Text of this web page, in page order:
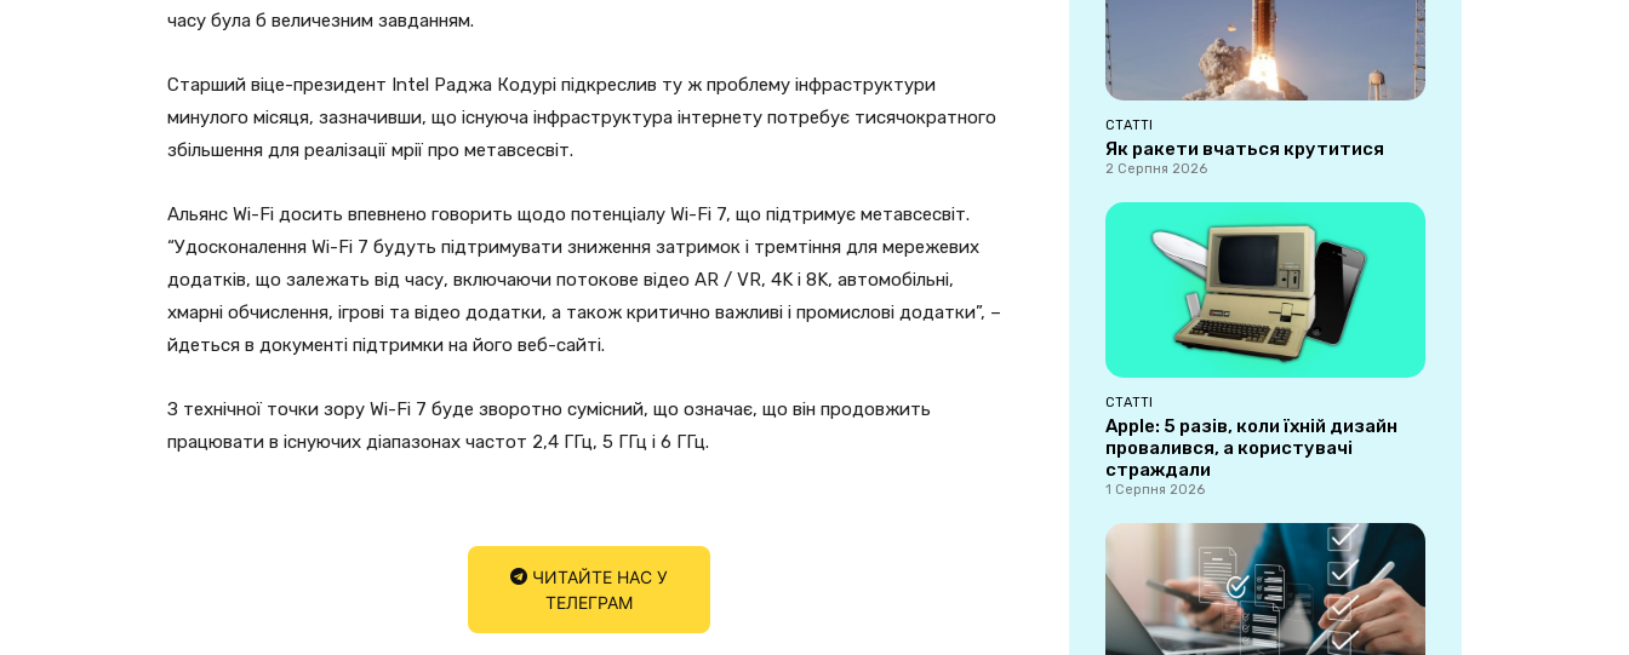
часу була б величезним завданням.
Старший віце-президент Intel Раджа Кодурі підкреслив ту ж проблему інфраструктури
минулого місяця, зазначивши, що існуюча інфраструктура інтернету потребує тисячократного
збільшення для реалізації мрії про метавсесвіт.
Альянс Wi-Fi досить впевнено говорить щодо потенціалу Wi-Fi 7, що підтримує метавсесвіт.
“Удосконалення Wi-Fi 7 будуть підтримувати зниження затримок і тремтіння для мережевих
додатків, що залежать від часу, включаючи потокове відео AR / VR, 4K і 8K, автомобільні,
хмарні обчислення, ігрові та відео додатки, а також критично важливі і промислові додатки”, –
йдеться в документі підтримки на його веб-сайті.
З технічної точки зору Wi-Fi 7 буде зворотно сумісний, що означає, що він продовжить
працювати в існуючих діапазонах частот 2,4 ГГц, 5 ГГц і 6 ГГц.
ЧИТАЙТЕ НАС У
ТЕЛЕГРАМ
СТАТТІ
Як ракети вчаться крутитися
2 Серпня 2026
СТАТТІ
Apple: 5 разів, коли їхній дизайн
провалився, а користувачі
страждали
1 Серпня 2026